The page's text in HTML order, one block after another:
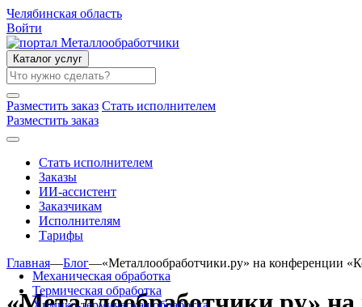
Челябинская область
Войти
Каталог услуг
Разместить заказ Стать исполнителем
Разместить заказ
Стать исполнителем
Заказы
ИИ-ассистент
Заказчикам
Исполнителям
Тарифы
Механическая обработка
Термическая обработка
Главная—Блог—«Металлообработчики.ру» на конференции